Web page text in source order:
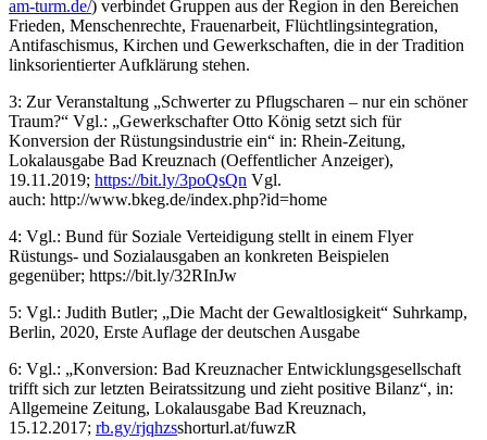
am-turm.de/) verbindet Gruppen aus der Region in den Bereichen
Frieden, Menschenrechte, Frauenarbeit, Flüchtlingsintegration,
Antifaschismus, Kirchen und Gewerkschaften, die in der Tradition
linksorientierter Aufklärung stehen.
3: Zur Veranstaltung „Schwerter zu Pflugscharen – nur ein schöner
Traum?“ Vgl.: „Gewerkschafter Otto König setzt sich für
Konversion der Rüstungsindustrie ein“ in: Rhein-Zeitung,
Lokalausgabe Bad Kreuznach (Oeffentlicher Anzeiger),
19.11.2019; https://bit.ly/3poQsQn Vgl.
auch: http://www.bkeg.de/index.php?id=home
4: Vgl.: Bund für Soziale Verteidigung stellt in einem Flyer
Rüstungs- und Sozialausgaben an konkreten Beispielen
gegenüber; https://bit.ly/32RInJw
5: Vgl.: Judith Butler; „Die Macht der Gewaltlosigkeit“ Suhrkamp,
Berlin, 2020, Erste Auflage der deutschen Ausgabe
6: Vgl.: „Konversion: Bad Kreuznacher Entwicklungsgesellschaft
trifft sich zur letzten Beiratssitzung und zieht positive Bilanz“, in:
Allgemeine Zeitung, Lokalausgabe Bad Kreuznach,
15.12.2017; rb.gy/rjqhzsshorturl.at/fuwzR